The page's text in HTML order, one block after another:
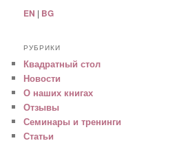
EN | BG
РУБРИКИ
Квадратный стол
Новости
О наших книгах
Отзывы
Семинары и тренинги
Статьи